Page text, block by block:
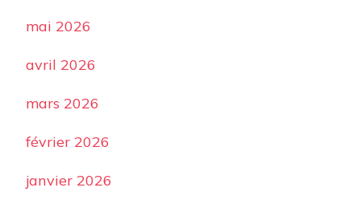
mai 2026
avril 2026
mars 2026
février 2026
janvier 2026